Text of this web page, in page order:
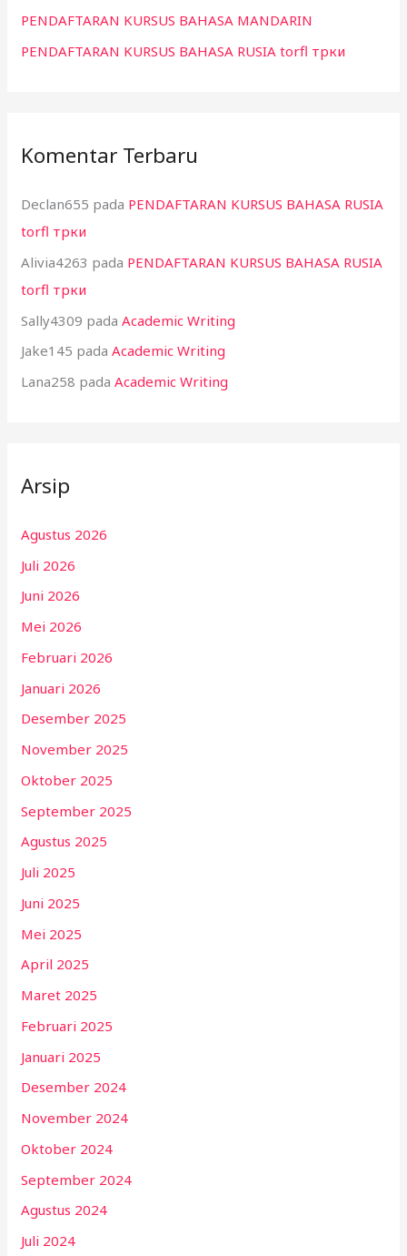
PENDAFTARAN KURSUS BAHASA MANDARIN
PENDAFTARAN KURSUS BAHASA RUSIA torfl трки
Komentar Terbaru
Declan655 pada PENDAFTARAN KURSUS BAHASA RUSIA
torfl трки
Alivia4263 pada PENDAFTARAN KURSUS BAHASA RUSIA
torfl трки
Sally4309 padaAcademic Writing
Jake145 padaAcademic Writing
Lana258 padaAcademic Writing
Arsip
Agustus 2026
Juli 2026
Juni 2026
Mei 2026
Februari 2026
Januari 2026
Desember 2025
November 2025
Oktober 2025
September 2025
Agustus 2025
Juli 2025
Juni 2025
Mei 2025
April 2025
Maret 2025
Februari 2025
Januari 2025
Desember 2024
November 2024
Oktober 2024
September 2024
Agustus 2024
Juli 2024